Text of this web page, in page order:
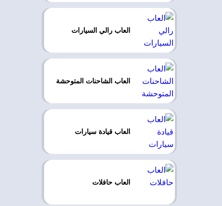
العاب رالي السيارات
العاب الشاحنات المتوحشة
العاب قيادة سيارات
العاب حافلات